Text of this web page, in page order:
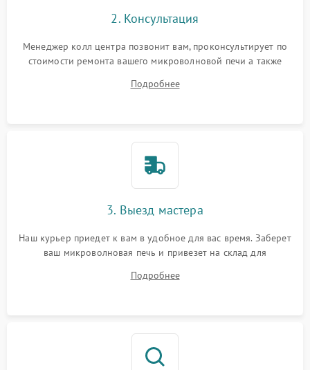
2. Консультация
Менеджер колл центра позвонит вам, проконсультирует по
стоимости ремонта вашего микроволновой печи а также
Подробнее
3. Выезд мастера
Наш курьер приедет к вам в удобное для вас время. Заберет
ваш микроволновая печь и привезет на склад для
Подробнее